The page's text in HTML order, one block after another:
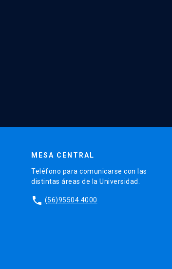
MESA CENTRAL
Teléfono para comunicarse con las
distintas áreas de la Universidad.
phone (56)95504 4000